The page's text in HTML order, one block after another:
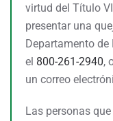
virtud del Título
presentar una
Departamento de
el 800-261-2940,
un correo
Las personas